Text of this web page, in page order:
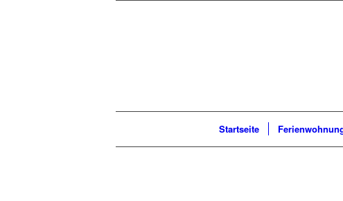
Startseite